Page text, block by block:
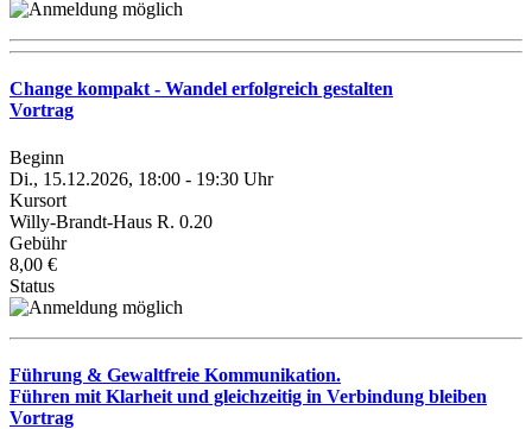
Change kompakt - Wandel erfolgreich gestalten
Vortrag
Beginn
Di., 15.12.2026, 18:00 - 19:30 Uhr
Kursort
Willy-Brandt-Haus R. 0.20
Gebühr
8,00 €
Status
Führung & Gewaltfreie Kommunikation.
Führen mit Klarheit und gleichzeitig in Verbindung bleiben
Vortrag